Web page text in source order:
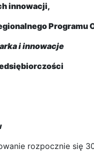
innowacji,
Programu
i innowacje
rozpocznie się